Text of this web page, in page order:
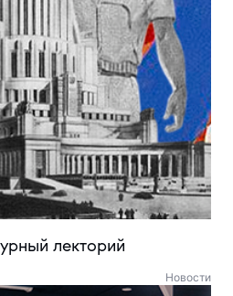
лекторий
Новости